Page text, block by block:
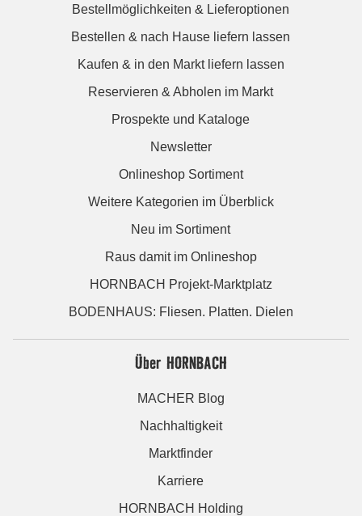
Bestellmöglichkeiten & Lieferoptionen
Bestellen & nach Hause liefern lassen
Kaufen & in den Markt liefern lassen
Reservieren & Abholen im Markt
Prospekte und Kataloge
Newsletter
Onlineshop Sortiment
Weitere Kategorien im Überblick
Neu im Sortiment
Raus damit im Onlineshop
HORNBACH Projekt-Marktplatz
BODENHAUS: Fliesen. Platten. Dielen
Über HORNBACH
MACHER Blog
Nachhaltigkeit
Marktfinder
Karriere
HORNBACH Holding